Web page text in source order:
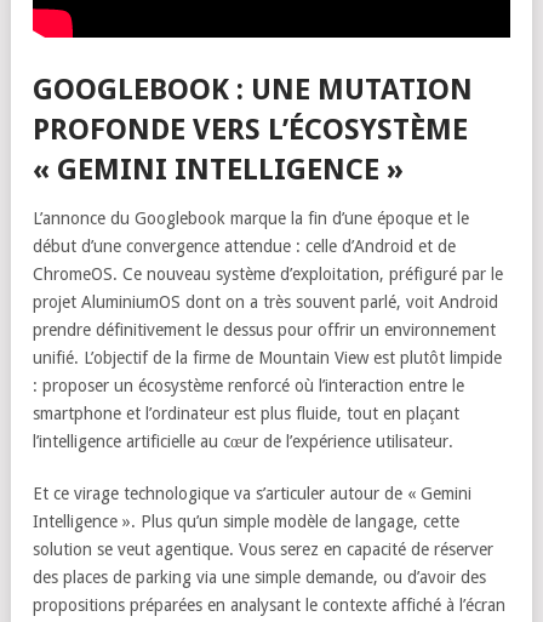
GOOGLEBOOK : UNE MUTATION
PROFONDE VERS L’ÉCOSYSTÈME
« GEMINI INTELLIGENCE »
L’annonce du Googlebook marque la fin d’une époque et le
début d’une convergence attendue : celle d’Android et de
ChromeOS. Ce nouveau système d’exploitation, préfiguré par le
projet AluminiumOS dont on a très souvent parlé, voit Android
prendre définitivement le dessus pour offrir un environnement
unifié. L’objectif de la firme de Mountain View est plutôt limpide
: proposer un écosystème renforcé où l’interaction entre le
smartphone et l’ordinateur est plus fluide, tout en plaçant
l’intelligence artificielle au cœur de l’expérience utilisateur.
Et ce virage technologique va s’articuler autour de « Gemini
Intelligence ». Plus qu’un simple modèle de langage, cette
solution se veut agentique. Vous serez en capacité de réserver
des places de parking via une simple demande, ou d’avoir des
propositions préparées en analysant le contexte affiché à l’écran